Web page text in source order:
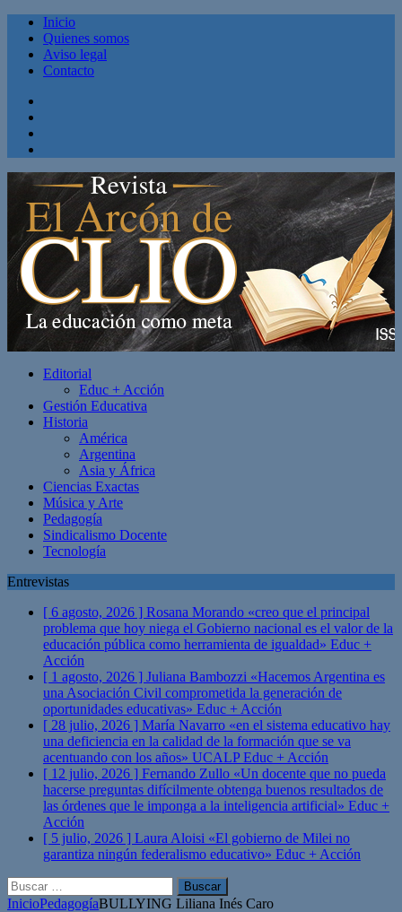
Inicio
Quienes somos
Aviso legal
Contacto
Editorial
Educ + Acción
Gestión Educativa
Historia
América
Argentina
Asia y África
Ciencias Exactas
Música y Arte
Pedagogía
Sindicalismo Docente
Tecnología
Entrevistas
[ 6 agosto, 2026 ] Rosana Morando «creo que el principal
problema que hoy niega el Gobierno nacional es el valor de la
educación pública como herramienta de igualdad» Educ +
Acción
[ 1 agosto, 2026 ] Juliana Bambozzi «Hacemos Argentina es
una Asociación Civil comprometida la generación de
oportunidades educativas» Educ + Acción
[ 28 julio, 2026 ] María Navarro «en el sistema educativo hay
una deficiencia en la calidad de la formación que se va
acentuando con los años» UCALPEduc + Acción
[ 12 julio, 2026 ] Fernando Zullo «Un docente que no pueda
hacerse preguntas difícilmente obtenga buenos resultados de
las órdenes que le imponga a la inteligencia artificial» Educ +
Acción
[ 5 julio, 2026 ] Laura Aloisi «El gobierno de Milei no
garantiza ningún federalismo educativo» Educ + Acción
Buscar:
InicioPedagogíaBULLYING Liliana Inés Caro